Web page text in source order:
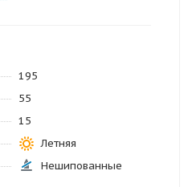
195
55
15
Летняя
Нешипованные